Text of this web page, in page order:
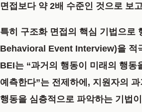
면접보다 약 2배 수준인 것으로 보
특히 구조화 면접의 핵심 기법으로
Behavioral Event Interview)을 적
BEI는 “과거의 행동이 미래의 행동
예측한다”는 전제하에, 지원자의
행동을 심층적으로 파악하는 기법